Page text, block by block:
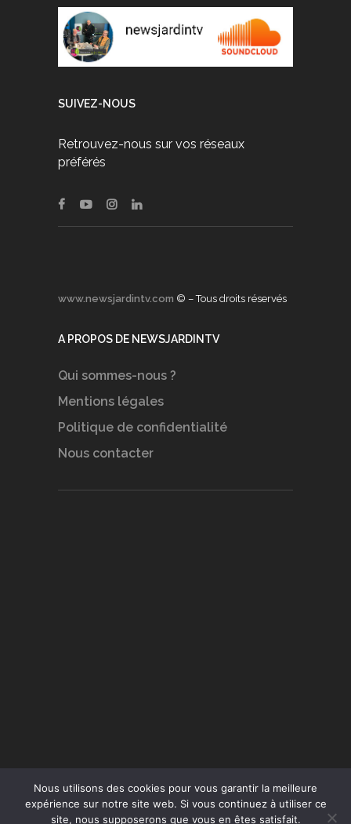
SUIVEZ-NOUS
Retrouvez-nous sur vos réseaux
préférés
www.newsjardintv.com © – Tous droits réservés
A PROPOS DE NEWSJARDINTV
Qui sommes-nous ?
Mentions légales
Politique de confidentialité
Nous contacter
Nous utilisons des cookies pour vous garantir la meilleure
expérience sur notre site web. Si vous continuez à utiliser ce
site, nous supposerons que vous en êtes satisfait.